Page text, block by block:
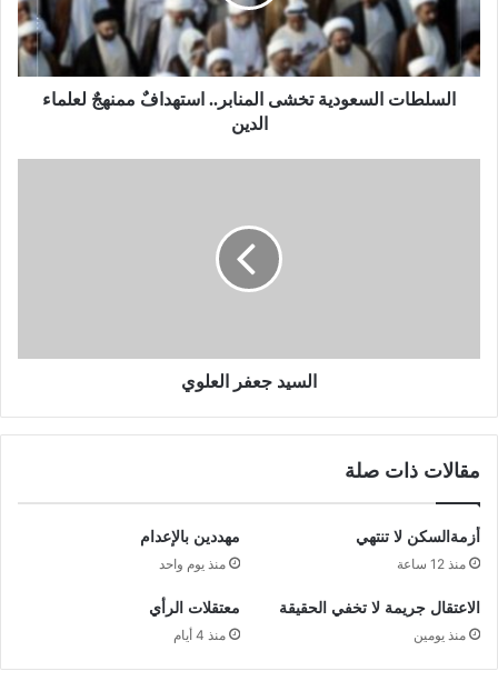
السلطات السعودية تخشى المنابر.. استهدافٌ ممنهجٌ لعلماء
الدين
السيد جعفر العلوي
مقالات ذات صلة
أزمةالسكن لا تنتهي
منذ 12 ساعة
مهددين بالإعدام
منذ يوم واحد
الاعتقال جريمة لا تخفي الحقيقة
منذ يومين
معتقلات الرأي
منذ 4 أيام